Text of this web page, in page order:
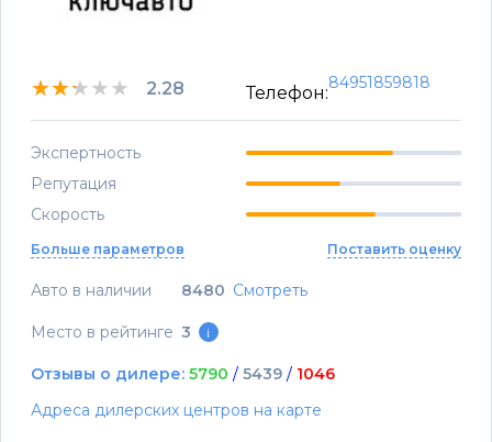
★★★★★
★★★★★
★★★★★ 2.28 Телефон:
84951859818
Экспертность
Репутация
Скорость
Больше параметров Поставить оценку
Авто в наличии 8480 Смотреть
Место в рейтинге 3 i
Отзывы о дилере: 5790 / 5439 / 1046
Адреса дилерских центров на карте